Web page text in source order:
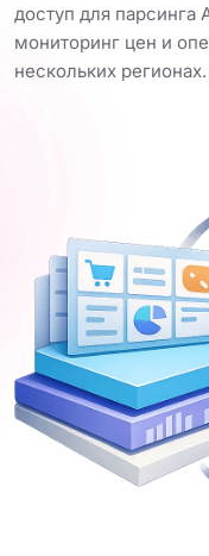
доступ для парсинга
мониторинг цен и
нескольких регионах.